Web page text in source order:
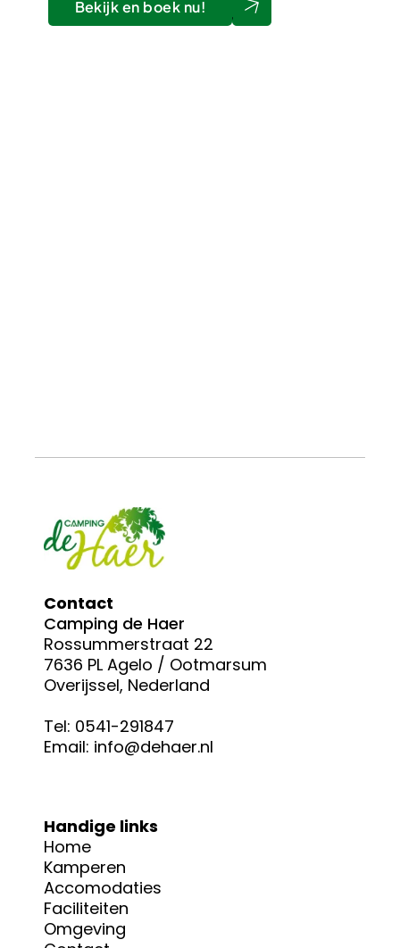
Bekijk en boek nu!
Contact
Camping de Haer
Rossummerstraat 22
7636 PL Agelo / Ootmarsum
Overijssel, Nederland
Tel: 0541-291847
Email: info@dehaer.nl
Handige links
Home
Kamperen
Accomodaties
Faciliteiten
Omgeving